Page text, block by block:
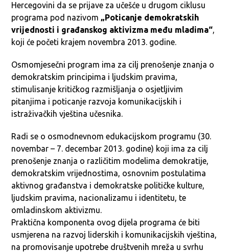
Hercegovini da se prijave za učešće u drugom ciklusu
programa pod nazivom „Poticanje demokratskih
vrijednosti i građanskog aktivizma među mladima“,
koji će početi krajem novembra 2013. godine.
Osmomjesečni program ima za cilj prenošenje znanja o
demokratskim principima i ljudskim pravima,
stimulisanje kritičkog razmišljanja o osjetljivim
pitanjima i poticanje razvoja komunikacijskih i
istraživačkih vještina učesnika.
Radi se o osmodnevnom edukacijskom programu (30.
novembar – 7. decembar 2013. godine) koji ima za cilj
prenošenje znanja o različitim modelima demokratije,
demokratskim vrijednostima, osnovnim postulatima
aktivnog građanstva i demokratske političke kulture,
ljudskim pravima, nacionalizamu i identitetu, te
omladinskom aktivizmu.
Praktična komponenta ovog dijela programa će biti
usmjerena na razvoj liderskih i komunikacijskih vještina,
na promovisanje upotrebe društvenih mreža u svrhu